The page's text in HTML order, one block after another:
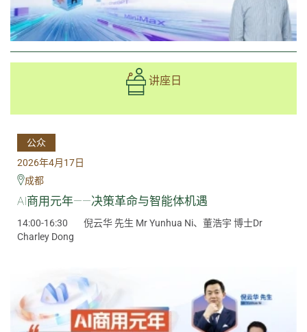
讲座日
公众
2026年4月17日
成都
AI商用元年——决策革命与智能体机遇
14:00-16:30
倪云华 先生 Mr Yunhua Ni、董浩宇 博士Dr
Charley Dong